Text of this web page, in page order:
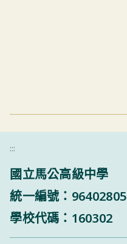
:::
國立馬公高級中學
統一編號：96402805
學校代碼：160302